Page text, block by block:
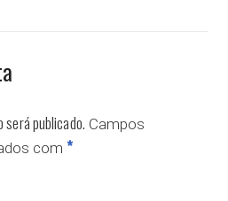
será publicado. Campos
com *